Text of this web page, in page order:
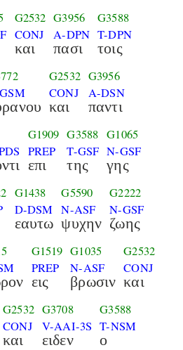
G2532
CONJ
και
G3956
A-DPN
πασι
G3588
T-DPN
τοις
G2532
CONJ
και
G3956
A-DSN
παντι
G1909
PREP
επι
G3588
T-GSF
της
G1065
N-GSF
γης
G1438
D-DSM
εαυτω
G5590
N-ASF
ψυχην
G2222
N-GSF
ζωης
G1519
PREP
εις
G1035
N-ASF
βρωσιν
G2532
CONJ
και
G2532
CONJ
και
G3708
V-AAI-3S
ειδεν
G3588
T-NSM
ο